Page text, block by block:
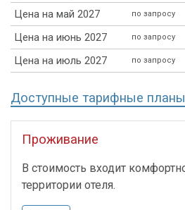
Цена на май 2027 по запросу
Цена на июнь 2027 по запросу
Цена на июль 2027 по запросу
Доступные тарифные планы
Проживание
В стоимость входит
территории отеля.